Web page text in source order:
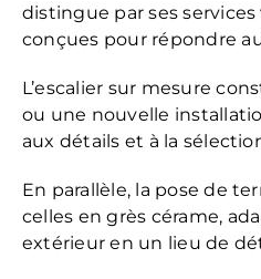
distingue par ses
conçues pour répondre
L’escalier sur mesure
ou une nouvelle
aux détails et à la
En parallèle, la pose de
celles en grès cérame,
extérieur en un lieu de